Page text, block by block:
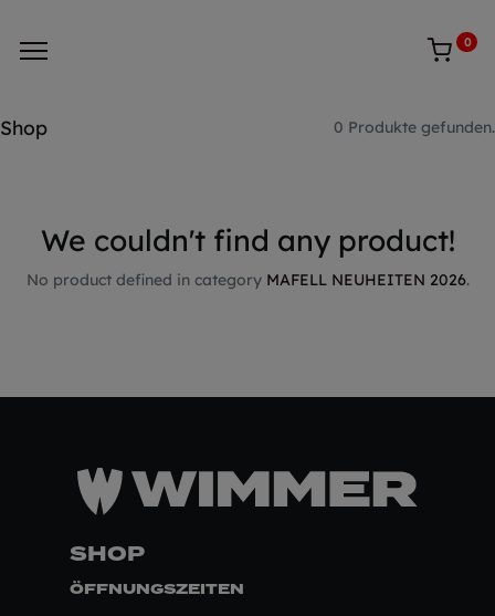
0
Shop 0 Produkte gefunden.
We couldn't find any product!
No product defined in category MAFELL NEUHEITEN 2026.
SHOP
ÖFFNUNGSZEITEN